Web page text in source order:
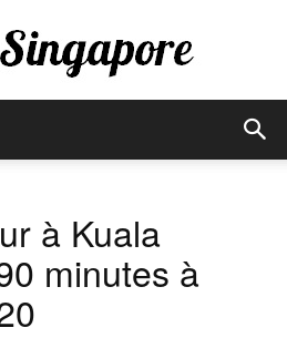
Singapore
à Kuala
minutes à